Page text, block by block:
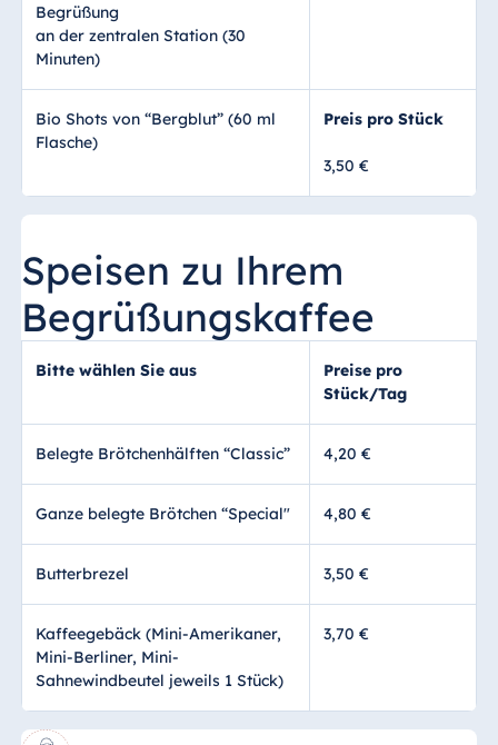
Begrüßung
an der zentralen Station (30
Minuten)
Bio Shots von “Bergblut” (60 ml
Flasche)
Preis pro Stück
3,50 €
Speisen zu Ihrem
Begrüßungskaffee
Bitte wählen Sie aus
Preise pro
Stück/Tag
Belegte Brötchenhälften “Classic” 4,20 €
Ganze belegte Brötchen “Special" 4,80 €
Butterbrezel 3,50 €
Kaffeegebäck (Mini-Amerikaner,
Mini-Berliner, Mini-
Sahnewindbeutel jeweils 1 Stück)
3,70 €